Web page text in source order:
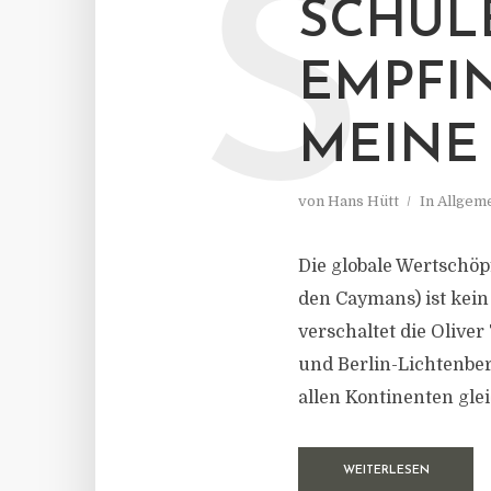
MEINE
von Hans Hütt In
S
Die globale
den Caymans) ist
verschaltet die Oliver
und Berlin-
allen Kontinenten
WEITERLESEN